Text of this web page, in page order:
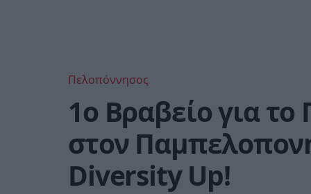
Πελοπόννησος
1ο Βραβείο για
στον
Diversity Up!